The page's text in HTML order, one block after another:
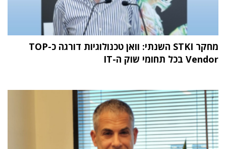
מחקר STKI השנתי: וואן טכנולוגיות דורגה כ-TOP
Vendor בכל תחומי שוק ה-IT